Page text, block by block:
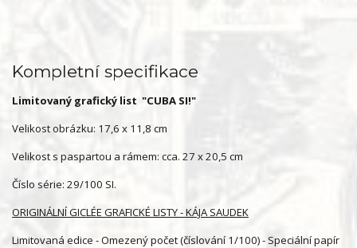
Kompletní specifikace
Limitovaný grafický list "CUBA SI!"
Velikost obrázku: 17,6 x 11,8 cm
Velikost s paspartou a rámem: cca. 27 x 20,5 cm
Číslo série: 29/100 SI.
ORIGINÁLNÍ GICLÉE GRAFICKÉ LISTY - KÁJA SAUDEK
Limitovaná edice - Omezený počet (číslování 1/100) - Speciální papír